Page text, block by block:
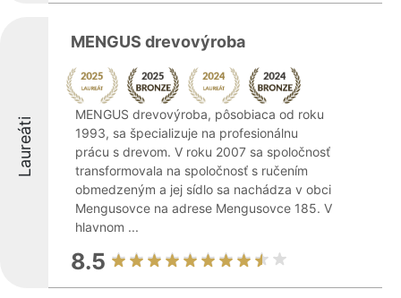
Laureáti
MENGUS drevovýroba
MENGUS drevovýroba, pôsobiaca od roku
1993, sa špecializuje na profesionálnu
prácu s drevom. V roku 2007 sa spoločnosť
transformovala na spoločnosť s ručením
obmedzeným a jej sídlo sa nachádza v obci
Mengusovce na adrese Mengusovce 185. V
hlavnom ...
8.5